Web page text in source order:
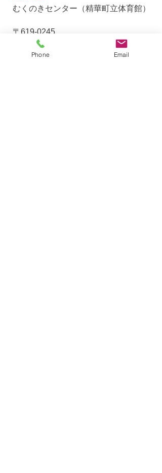
むくのきセンター（精華町立体育館）
〒619-0245
京都府相楽郡精華町大字下狛
小字神ノ木8
Phone Email